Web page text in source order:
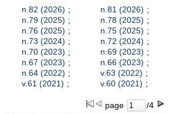
n.82 (2026) ; n.81 (2026) ;
n.79 (2025) ; n.78 (2025) ;
n.76 (2025) ; n.75 (2025) ;
n.73 (2024) ; n.72 (2024) ;
n.70 (2023) ; n.69 (2023) ;
n.67 (2023) ; n.66 (2023) ;
n.64 (2022) ; v.63 (2022) ;
v.61 (2021) ; v.60 (2021) ;
page /4